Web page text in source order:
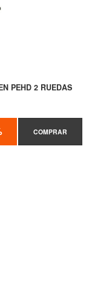
PEHD 2 RUEDAS
COMPRAR